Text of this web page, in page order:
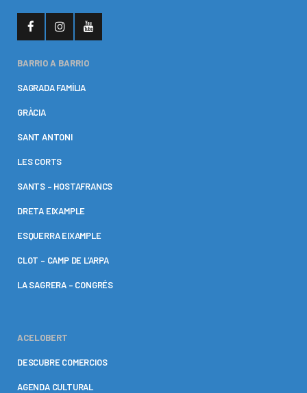
BARRIO A BARRIO
SAGRADA FAMÍLIA
GRÀCIA
SANT ANTONI
LES CORTS
SANTS – HOSTAFRANCS
DRETA EIXAMPLE
ESQUERRA EIXAMPLE
CLOT – CAMP DE L’ARPA
LA SAGRERA – CONGRÉS
ACELOBERT
DESCUBRE COMERCIOS
AGENDA CULTURAL